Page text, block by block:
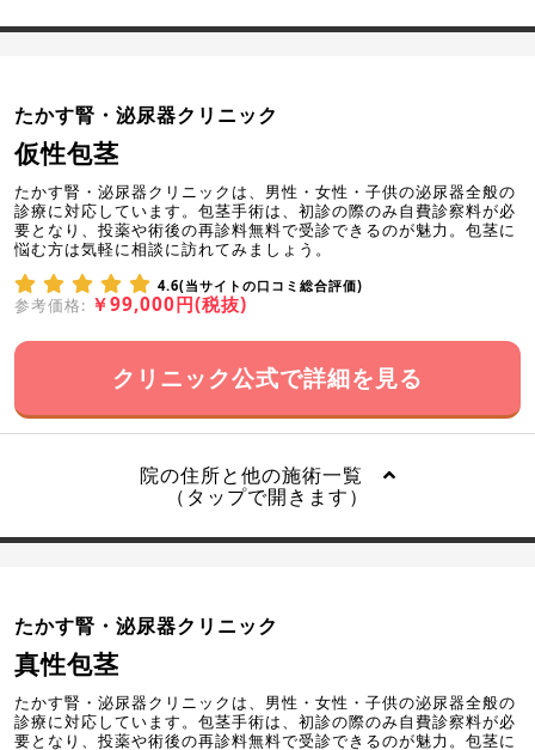
たかす腎・泌尿器クリニック
仮性包茎
たかす腎・泌尿器クリニックは、男性・女性・子供の泌尿器全般の
診療に対応しています。包茎手術は、初診の際のみ自費診察料が必
要となり、投薬や術後の再診料無料で受診できるのが魅力。包茎に
悩む方は気軽に相談に訪れてみましょう。
4.6(当サイトの口コミ総合評価)
参考価格: ￥99,000円(税抜)
クリニック公式で詳細を見る
院の住所と他の施術一覧
（タップで開きます）
たかす腎・泌尿器クリニック
真性包茎
たかす腎・泌尿器クリニックは、男性・女性・子供の泌尿器全般の
診療に対応しています。包茎手術は、初診の際のみ自費診察料が必
要となり、投薬や術後の再診料無料で受診できるのが魅力。包茎に